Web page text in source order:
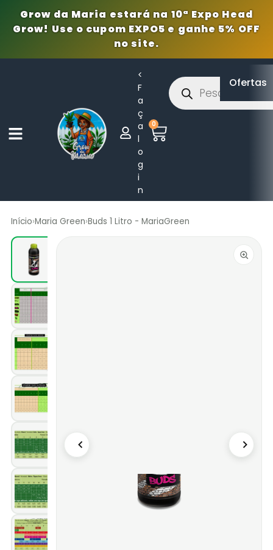
Grow da Maria estará na 10ª Expo Head
Grow! Use o cupom EXPO5 e ganhe 5% OFF
no site.
<
F
a
ç
a
l
o
g
i
n
0
Ofertas
Início›Maria Green›Buds 1 Litro - MariaGreen